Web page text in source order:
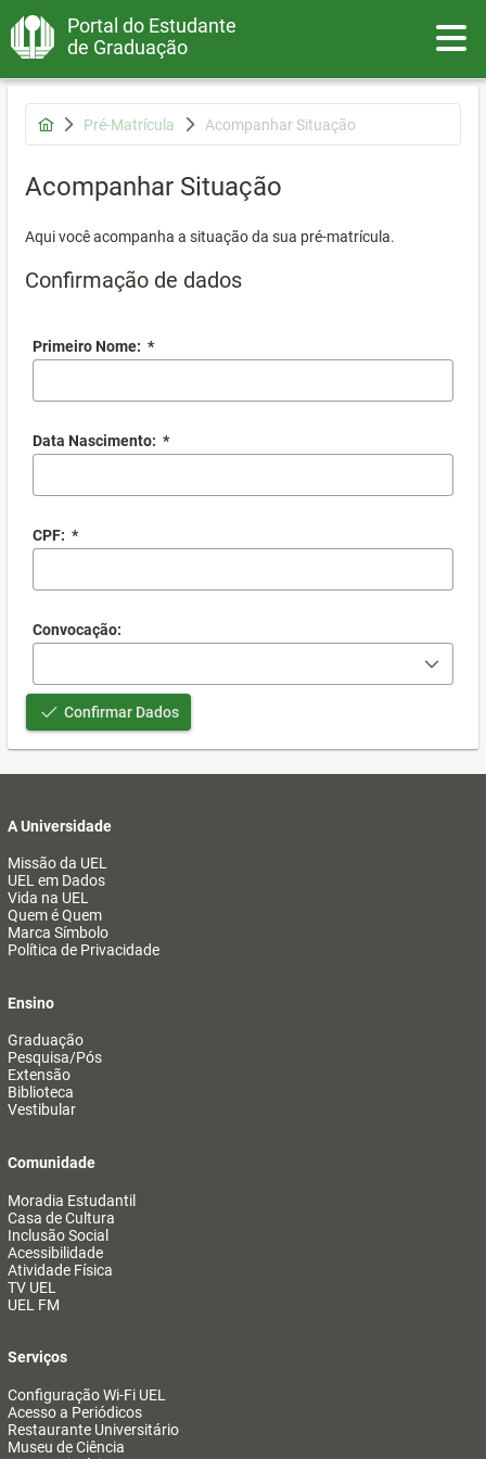
Portal do Estudante
de Graduação
Pré-Matrícula Acompanhar Situação
Acompanhar Situação
Aqui você acompanha a situação da sua pré-matrícula.
Confirmação de dados
Primeiro Nome: *
Data Nascimento: *
CPF: *
Convocação:
Confirmar Dados
A Universidade
Missão da UEL
UEL em Dados
Vida na UEL
Quem é Quem
Marca Símbolo
Política de Privacidade
Ensino
Graduação
Pesquisa/Pós
Extensão
Biblioteca
Vestibular
Comunidade
Moradia Estudantil
Casa de Cultura
Inclusão Social
Acessibilidade
Atividade Física
TV UEL
UEL FM
Serviços
Configuração Wi-Fi UEL
Acesso a Periódicos
Restaurante Universitário
Museu de Ciência